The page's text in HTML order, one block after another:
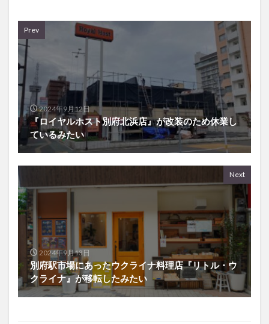
Prev
2024年9月12日
『ロイヤルホスト別府北浜店』が改装のため休業し
ているみたい
Next
2024年9月13日
別府駅市場にあったウクライナ料理店『リトル・ウ
クライナ』が移転したみたい